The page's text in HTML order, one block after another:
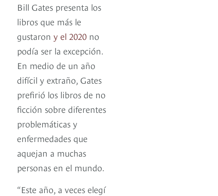
Bill Gates presenta los
libros que más le
gustaron y el 2020 no
podía ser la excepción.
En medio de un año
difícil y extraño, Gates
prefirió los libros de no
ficción sobre diferentes
problemáticas y
enfermedades que
aquejan a muchas
personas en el mundo.
“Este año, a veces elegí